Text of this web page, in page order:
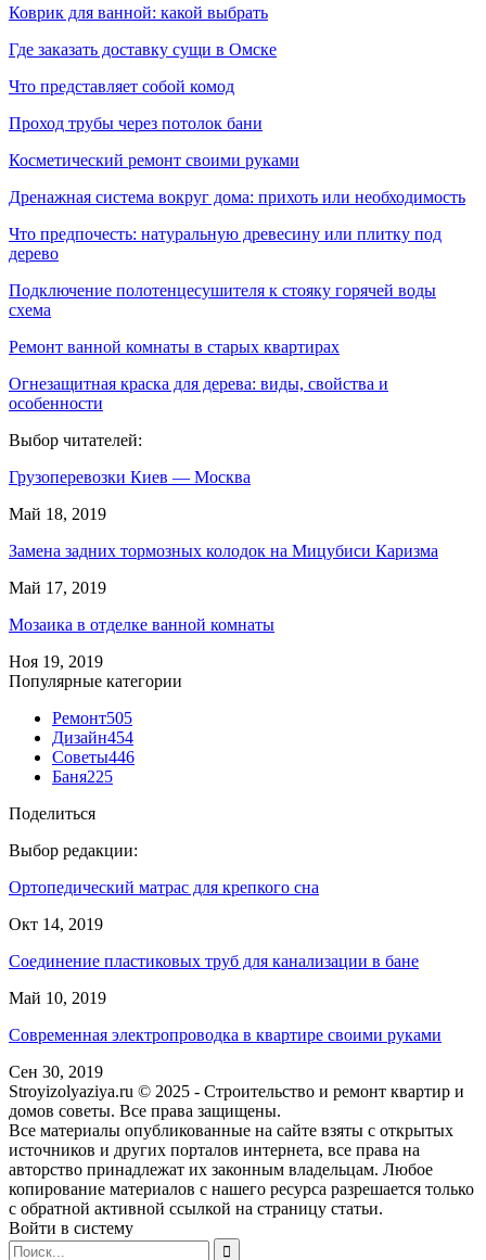
Коврик для ванной: какой выбрать
Где заказать доставку сущи в Омске
Что представляет собой комод
Проход трубы через потолок бани
Косметический ремонт своими руками
Дренажная система вокруг дома: прихоть или необходимость
Что предпочесть: натуральную древесину или плитку под
дерево
Подключение полотенцесушителя к стояку горячей воды
схема
Ремонт ванной комнаты в старых квартирах
Огнезащитная краска для дерева: виды, свойства и
особенности
Выбор читателей:
Грузоперевозки Киев — Москва
Май 18, 2019
Замена задних тормозных колодок на Мицубиси Каризма
Май 17, 2019
Мозаика в отделке ванной комнаты
Ноя 19, 2019
Популярные категории
Ремонт505
Дизайн454
Советы446
Баня225
Поделиться
Выбор редакции:
Ортопедический матрас для крепкого сна
Окт 14, 2019
Соединение пластиковых труб для канализации в бане
Май 10, 2019
Современная электропроводка в квартире своими руками
Сен 30, 2019
Stroyizolyaziya.ru © 2025 - Строительство и ремонт квартир и
домов советы. Все права защищены.
Все материалы опубликованные на сайте взяты с открытых
источников и других порталов интернета, все права на
авторство принадлежат их законным владельцам. Любое
копирование материалов с нашего ресурса разрешается только
с обратной активной ссылкой на страницу статьи.
Войти в систему